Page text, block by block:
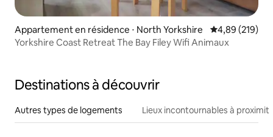
Appartement en résidence ⋅ North Yorkshire Évaluation
4,89 (219)
Yorkshire Coast Retreat The Bay Filey Wifi Animaux
Destinations à découvrir
Autres types de logements Lieux incontournables à